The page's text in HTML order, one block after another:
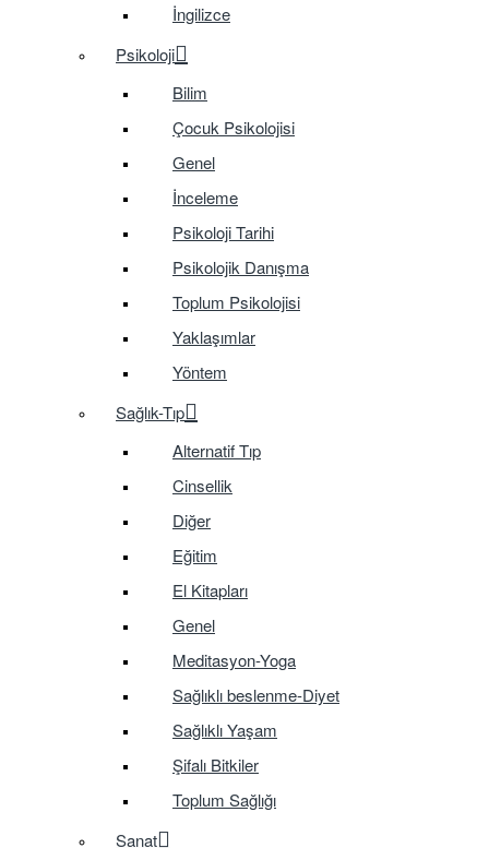
İngilizce
Psikoloji
Bilim
Çocuk Psikolojisi
Genel
İnceleme
Psikoloji Tarihi
Psikolojik Danışma
Toplum Psikolojisi
Yaklaşımlar
Yöntem
Sağlık-Tıp
Alternatif Tıp
Cinsellik
Diğer
Eğitim
El Kitapları
Genel
Meditasyon-Yoga
Sağlıklı beslenme-Diyet
Sağlıklı Yaşam
Şifalı Bitkiler
Toplum Sağlığı
Sanat